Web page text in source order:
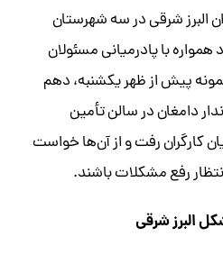
البرز شرقی در سه شهرستان
با پادرمیانی مسئولان
پیش از ظهر یکشنبه، دهم
فرماندار دامغان در سالن تأمین
کارگران رفت و از آن‌ها خواست
رفع مشکلات باشند.
البرز شرقی